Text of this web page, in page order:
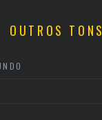
OUTROS TONS